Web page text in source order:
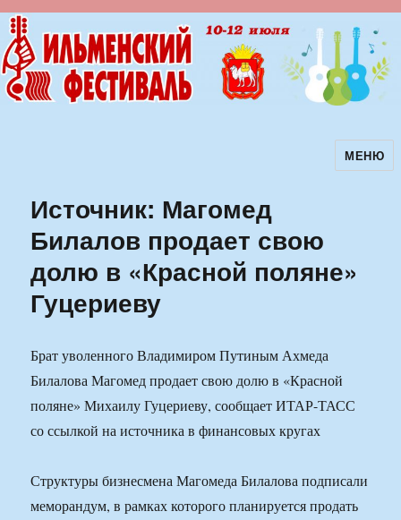
Ильменский фестиваль авторскойМЕНЮ
Источник: Магомед
Билалов продает свою
долю в «Красной поляне»
Гуцериеву
Брат уволенного Владимиром Путиным Ахмеда
Билалова Магомед продает свою долю в «Красной
поляне» Михаилу Гуцериеву, сообщает ИТАР-ТАСС
со ссылкой на источника в финансовых кругах
Структуры бизнесмена Магомеда Билалова подписали
меморандум, в рамках которого планируется продать